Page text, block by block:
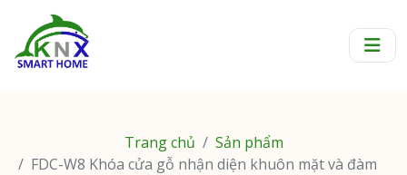
Trang chủ
Sản phẩm
FDC-W8 Khóa cửa gỗ nhận diện khuôn mặt và đàm